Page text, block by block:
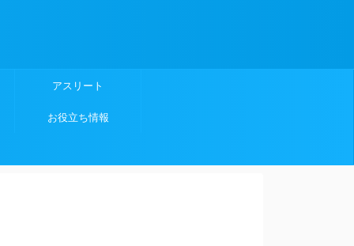
アスリート
お役立ち情報